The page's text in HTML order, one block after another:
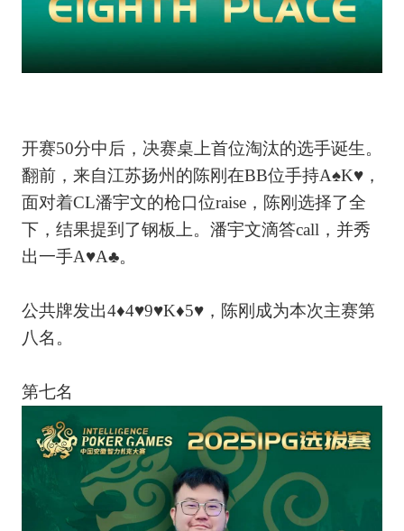
开赛50分中后，决赛桌上首位淘汰的选手诞生。
翻前，来自江苏扬州的陈刚在BB位手持A♠K♥，
面对着CL潘宇文的枪口位raise，陈刚选择了全
下，结果提到了钢板上。潘宇文滴答call，并秀
出一手A♥A♣。
公共牌发出4♦4♥9♥K♦5♥，陈刚成为本次主赛第
八名。
第七名